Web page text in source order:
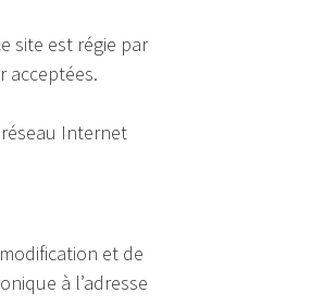
site est régie par
acceptées.
Internet
et de
à l’adresse